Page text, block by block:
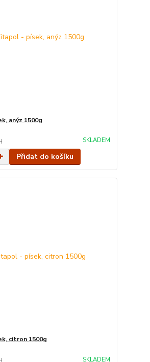
anýz 1500g
SKLADEM
Přidat do košíku
citron 1500g
SKLADEM